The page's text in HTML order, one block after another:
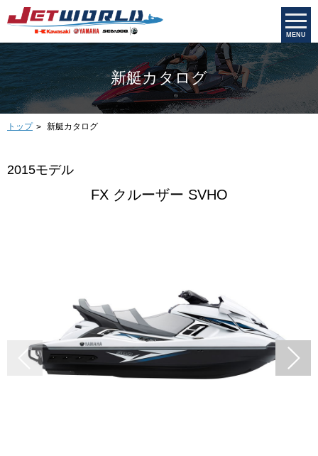
MENU
新艇カタログ
トップ 新艇カタログ
2015モデル
FX クルーザー SVHO